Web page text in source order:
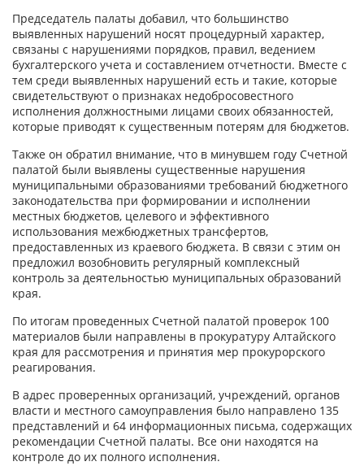
Председатель палаты добавил, что большинство
выявленных нарушений носят процедурный характер,
связаны с нарушениями порядков, правил, ведением
бухгалтерского учета и составлением отчетности. Вместе с
тем среди выявленных нарушений есть и такие, которые
свидетельствуют о признаках недобросовестного
исполнения должностными лицами своих обязанностей,
которые приводят к существенным потерям для бюджетов.
Также он обратил внимание, что в минувшем году Счетной
палатой были выявлены существенные нарушения
муниципальными образованиями требований бюджетного
законодательства при формировании и исполнении
местных бюджетов, целевого и эффективного
использования межбюджетных трансфертов,
предоставленных из краевого бюджета. В связи с этим он
предложил возобновить регулярный комплексный
контроль за деятельностью муниципальных образований
края.
По итогам проведенных Счетной палатой проверок 100
материалов были направлены в прокуратуру Алтайского
края для рассмотрения и принятия мер прокурорского
реагирования.
В адрес проверенных организаций, учреждений, органов
власти и местного самоуправления было направлено 135
представлений и 64 информационных письма, содержащих
рекомендации Счетной палаты. Все они находятся на
контроле до их полного исполнения.